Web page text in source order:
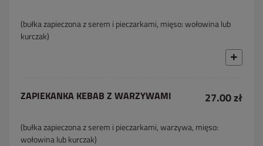
(bułka zapieczona z serem i pieczarkami, mięso: wołowina lub
kurczak)
ZAPIEKANKA KEBAB Z WARZYWAMI 27.00 zł
(bułka zapieczona z serem i pieczarkami, warzywa, mięso:
wołowina lub kurczak)